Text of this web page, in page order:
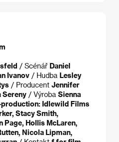
/ Scénář Daniel
Ivanov / Hudba Lesley
/ Producent Jennifer
Sereny / Výroba Sienna
Idlewild Films
Stacy Smith,
Page, Hollis McLaren,
Nicola Lipman,